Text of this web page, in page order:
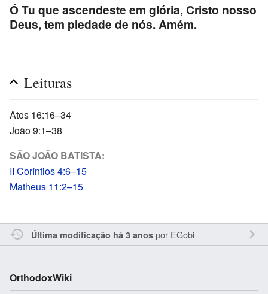
Ó Tu que ascendeste em glória, Cristo nosso
Deus, tem piedade de nós. Amém.
Leituras
Atos 16:16–34
João 9:1–38
SÃO JOÃO BATISTA:
II Coríntios 4:6–15
Matheus 11:2–15
Última modificação há 3 anospor EGobi
OrthodoxWiki